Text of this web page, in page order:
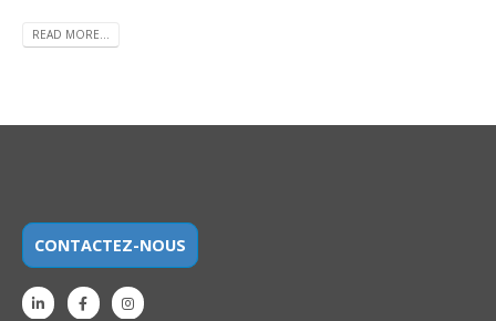
READ MORE...
CONTACTEZ-NOUS